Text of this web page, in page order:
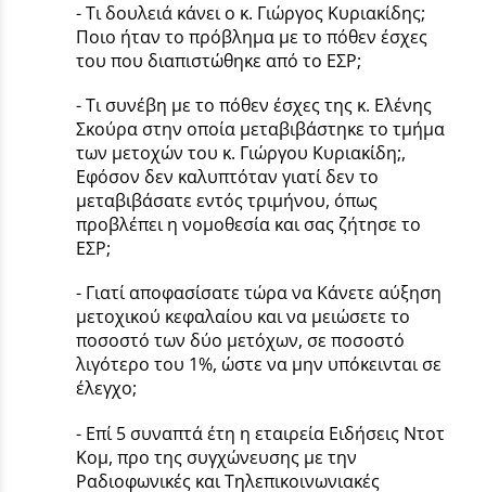
- Τι δουλειά κάνει ο κ. Γιώργος Κυριακίδης;
Ποιο ήταν το πρόβλημα με το πόθεν έσχες
του που διαπιστώθηκε από το ΕΣΡ;
- Τι συνέβη με το πόθεν έσχες της κ. Ελένης
Σκούρα στην οποία μεταβιβάστηκε το τμήμα
των μετοχών του κ. Γιώργου Κυριακίδη;,
Εφόσον δεν καλυπτόταν γιατί δεν το
μεταβιβάσατε εντός τριμήνου, όπως
προβλέπει η νομοθεσία και σας ζήτησε το
ΕΣΡ;
- Γιατί αποφασίσατε τώρα να Κάνετε αύξηση
μετοχικού κεφαλαίου και να μειώσετε το
ποσοστό των δύο μετόχων, σε ποσοστό
λιγότερο του 1%, ώστε να μην υπόκεινται σε
έλεγχο;
- Επί 5 συναπτά έτη η εταιρεία Ειδήσεις Ντοτ
Κομ, προ της συγχώνευσης με την
Ραδιοφωνικές και Τηλεπικοινωνιακές